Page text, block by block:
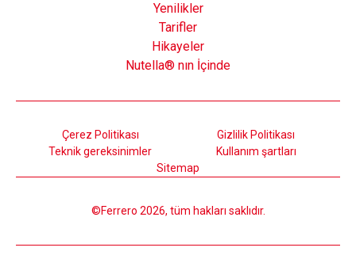
Yenilikler
Tarifler
Hikayeler
Nutella® nın İçinde
©Ferrero 2026, tüm hakları saklıdır.
Çerez Politikası
Gizlilik Politikası
Teknik gereksinimler
Kullanım şartları
Sitemap